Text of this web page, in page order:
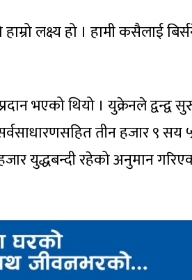
लक्ष्य हो । हामी कसैलाई
भएको थियो । युक्रेनले द्वन्द्व
तीन हजार ९ सय
युद्धबन्दी रहेको अनुमान